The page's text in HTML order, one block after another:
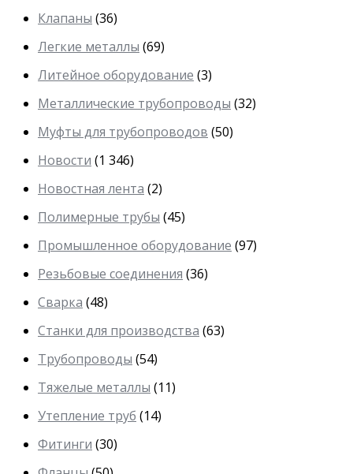
Клапаны (36)
Легкие металлы (69)
Литейное оборудование (3)
Металлические трубопроводы (32)
Муфты для трубопроводов (50)
Новости (1 346)
Новостная лента (2)
Полимерные трубы (45)
Промышленное оборудование (97)
Резьбовые соединения (36)
Сварка (48)
Станки для производства (63)
Трубопроводы (54)
Тяжелые металлы (11)
Утепление труб (14)
Фитинги (30)